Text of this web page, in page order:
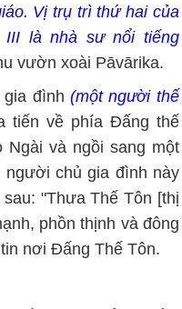
Vị trụ trì thứ hai của
là nhà sư nổi tiếng
vườn xoài Pāvārika.
gia đình(một người thế
tiến về phía Đấng thế
Ngài và ngồi sang một
chủ gia đình này
"Thưa Thế Tôn [thị
phồn thịnh và đông
nơi Đấng Thế Tôn.